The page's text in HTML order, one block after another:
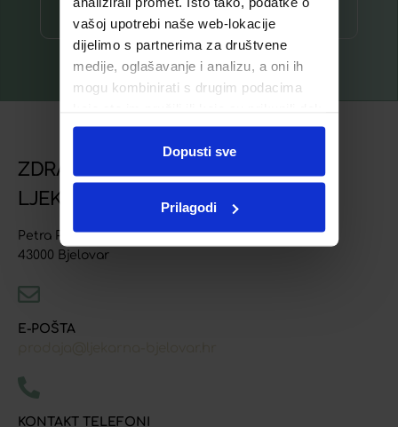
vašoj upotrebi naše web-lokacije
dijelimo s partnerima za društvene
medije, oglašavanje i analizu, a oni ih
mogu kombinirati s drugim podacima
ste upotrebljavali njihove usluge.
Dopusti sve
Prilagodi
ZDRAVSTVENA USTANOVA
LJEKARNA BJELOVAR
Petra Preradovića 4
43000 Bjelovar
E-POŠTA
KONTAKT TELEFONI